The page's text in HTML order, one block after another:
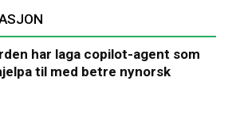
har laga copilot-agent som
til med betre nynorsk